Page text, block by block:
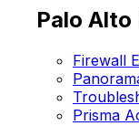
Palo Alto
Firewall
Prisma